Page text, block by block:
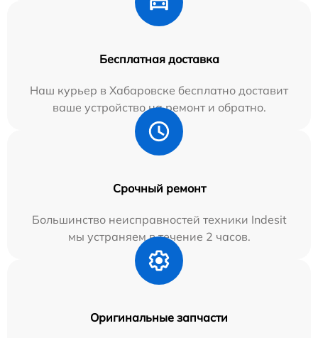
Бесплатная доставка
Наш курьер в Хабаровске бесплатно доставит
ваше устройство на ремонт и обратно.
Срочный ремонт
Большинство неисправностей техники Indesit
мы устраняем в течение 2 часов.
Оригинальные запчасти